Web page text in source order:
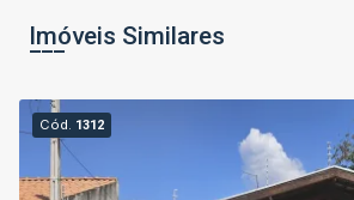
Imóveis Similares
Cód. 1312